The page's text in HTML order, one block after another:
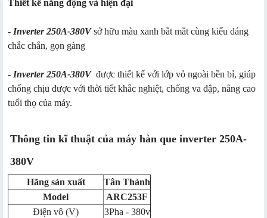
Thiết kế năng động và hiện đại
- Inverter 250A-380Vsở hữu màu xanh bắt mắt cùng kiểu dáng
chắc chắn, gọn gàng
- Inverter 250A-380V được thiết kế với lớp vỏ ngoài bền bỉ, giúp
chống chịu được với thời tiết khắc nghiệt, chống va đập, nâng cao
tuổi thọ của máy.
Thông tin kĩ thuật của máy hàn que inverter 250A-
380V
Hãng sản xuất
Tân Thành
Model
ARC253F
Điện vô (V)
3Pha - 380v